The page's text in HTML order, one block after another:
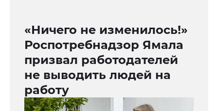
«Ничего не изменилось!»
Роспотребнадзор Ямала
призвал работодателей
не выводить людей на
работу